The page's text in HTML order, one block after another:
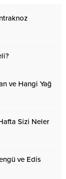
ve Hangi Yağ
Sizi Neler
ve Edis